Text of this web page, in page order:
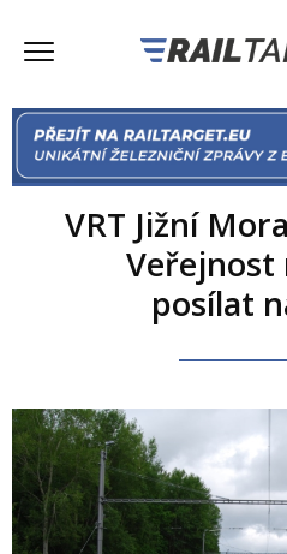
VRT Jižní
Veřejnost
posílat